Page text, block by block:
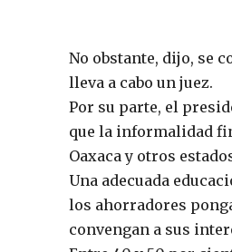
No obstante, dijo, se
lleva a cabo un juez.
Por su parte, el
que la informalidad
Oaxaca y otros
Una adecuada
los ahorradores
convengan a sus